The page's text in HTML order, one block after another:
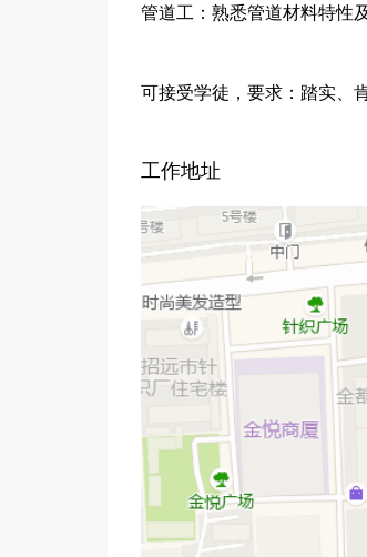
管道工：熟悉管道材料特性
可接受学徒，要求：踏实、
工作地址